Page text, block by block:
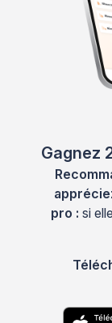
Gagnez
pro : si